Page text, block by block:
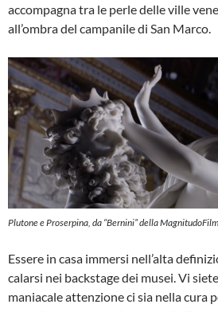
accompagna tra le perle delle ville
all’ombra del campanile di San Marco.
Plutone e Proserpina, da “Bernini” della MagnitudoFilm
Essere in casa immersi nell’alta
calarsi nei backstage dei musei. Vi
maniacale attenzione ci sia nella cura